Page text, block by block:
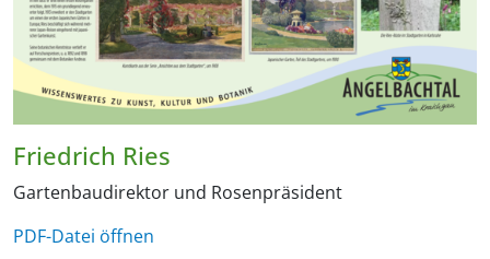
Friedrich Ries
Gartenbaudirektor und Rosenpräsident
PDF-Datei öffnen